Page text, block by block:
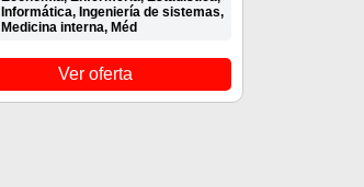
Informática, Ingeniería de sistemas,
Medicina interna, Méd
Ver oferta